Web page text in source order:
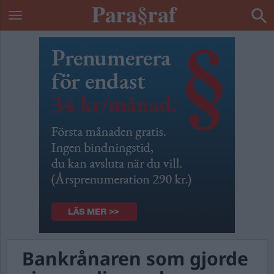
Bankrånaren som gjorde